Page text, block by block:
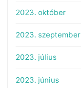
2023. október
2023. szeptember
2023. július
2023. június